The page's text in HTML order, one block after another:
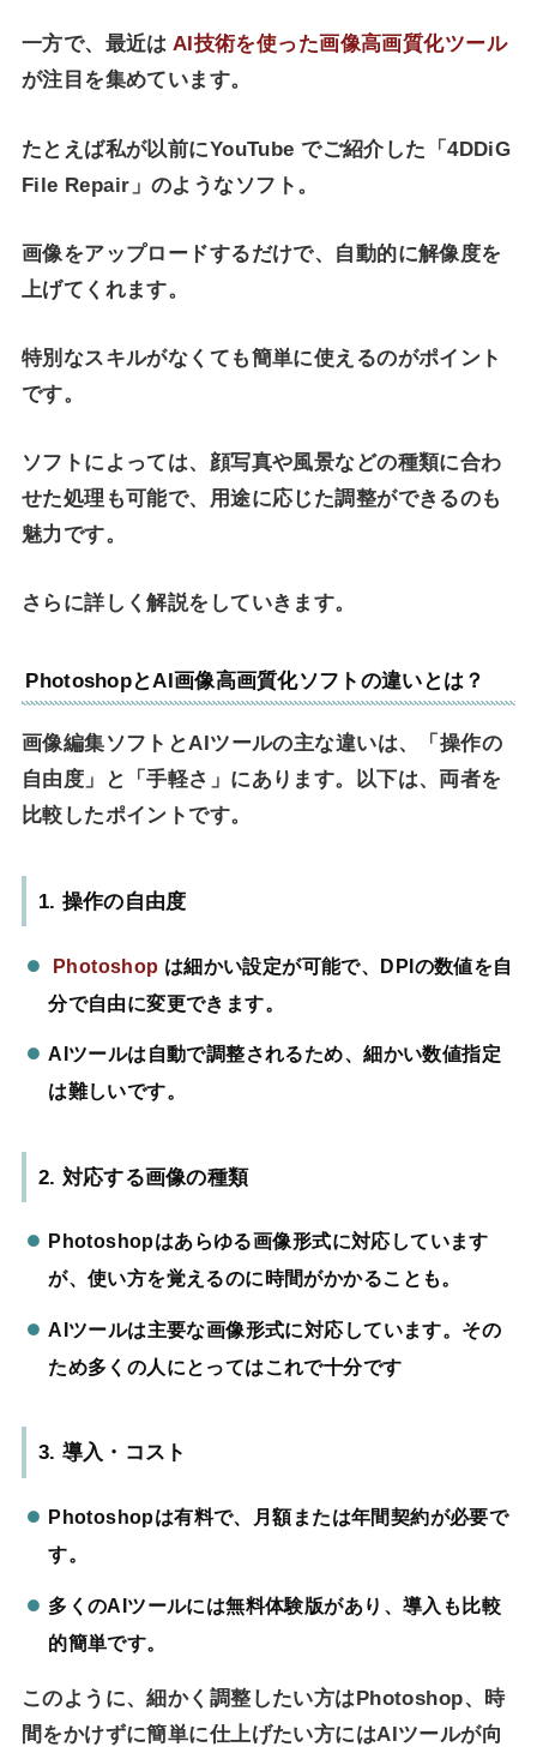
一方で、最近は AI技術を使った画像高画質化ツール
が注目を集めています。
たとえば私が以前にYouTube でご紹介した「4DDiG
File Repair」のようなソフト。
画像をアップロードするだけで、自動的に解像度を
上げてくれます。
特別なスキルがなくても簡単に使えるのがポイント
です。
ソフトによっては、顔写真や風景などの種類に合わ
せた処理も可能で、用途に応じた調整ができるのも
魅力です。
さらに詳しく解説をしていきます。
PhotoshopとAI画像高画質化ソフトの違いとは？
画像編集ソフトとAIツールの主な違いは、「操作の
自由度」と「手軽さ」にあります。以下は、両者を
比較したポイントです。
1. 操作の自由度
Photoshop は細かい設定が可能で、DPIの数値を自
分で自由に変更できます。
AIツールは自動で調整されるため、細かい数値指定
は難しいです。
2. 対応する画像の種類
Photoshopはあらゆる画像形式に対応しています
が、使い方を覚えるのに時間がかかることも。
AIツールは主要な画像形式に対応しています。その
ため多くの人にとってはこれで十分です
3. 導入・コスト
Photoshopは有料で、月額または年間契約が必要で
す。
多くのAIツールには無料体験版があり、導入も比較
的簡単です。
このように、細かく調整したい方はPhotoshop、時
間をかけずに簡単に仕上げたい方にはAIツールが向